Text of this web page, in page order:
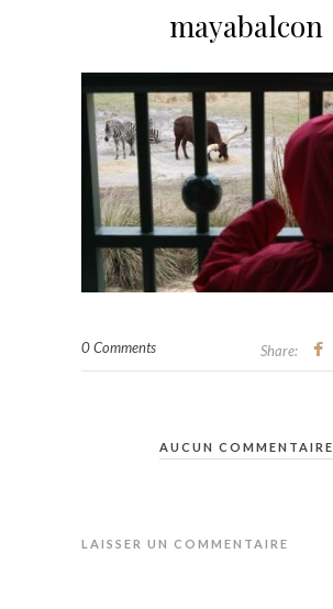
mayabalcon
0 Comments Share:
AUCUN COMMENTAIRE
LAISSER UN COMMENTAIRE